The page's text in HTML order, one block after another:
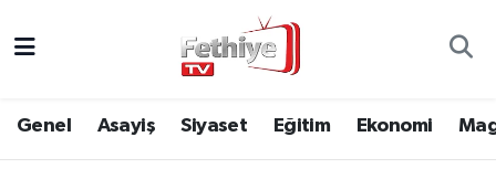
Genel Asayiş Siyaset Eğitim Ekonomi
Muğla Hava Durumu